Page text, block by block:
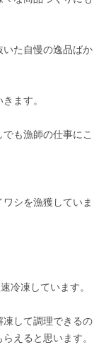
いた自慢の逸品ばか
ます。
も漁師の仕事にこ
シを漁獲していま
冷凍しています。
凍して調理できるの
えると思います。